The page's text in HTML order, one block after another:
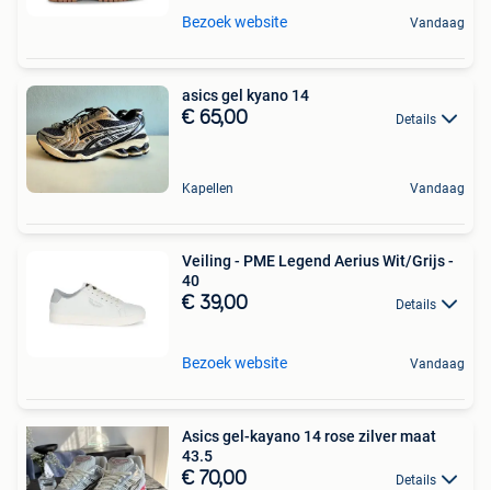
Bezoek website Vandaag
asics gel kyano 14
€ 65,00 Details
Kapellen Vandaag
Veiling - PME Legend Aerius Wit/Grijs -
40
€ 39,00 Details
Bezoek website Vandaag
Asics gel-kayano 14 rose zilver maat
43.5
€ 70,00 Details